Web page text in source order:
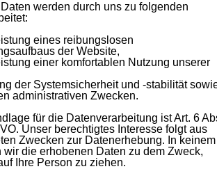
werden durch uns zu folgenden
eines reibungslosen
der Website,
einer komfortablen Nutzung unserer
der Systemsicherheit und -stabilität
administrativen Zwecken.
für die Datenverarbeitung ist Art. 6
Unser berechtigtes Interesse folgt aus
Zwecken zur Datenerhebung. In keinem
wir die erhobenen Daten zu dem Zweck,
Ihre Person zu ziehen.